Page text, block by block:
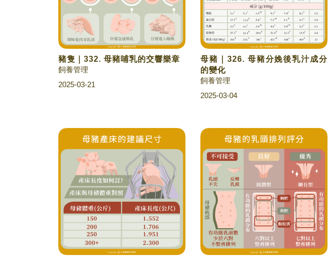
豬隻｜332. 母豬哺乳的交響樂章
飼養管理
2025-03-21
母豬｜326. 母豬分娩後乳汁成分
的變化
飼養管理
2025-03-04